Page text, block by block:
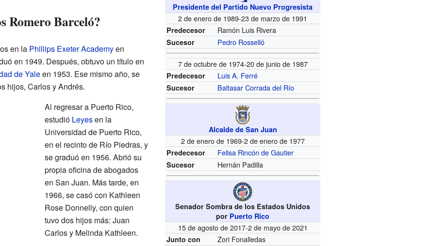
Presidente del Partido Nuevo Progresista
2 de enero de 1989-23 de marzo de 1991
Predecesor Ramón Luis Rivera
Sucesor Pedro Rosselló
7 de octubre de 1974-20 de junio de 1987
Predecesor Luis A. Ferré
Sucesor Baltasar Corrada del Río
Alcalde de San Juan
2 de enero de 1969-2 de enero de 1977
Predecesor Felisa Rincón de Gautier
Sucesor Hernán Padilla
Senador Sombra de los Estados Unidos
por Puerto Rico
15 de agosto de 2017-2 de mayo de 2021
Junto con Zori Fonalledas
Romero Barceló?
en la Phillips Exeter Academyen
en 1949. Después, obtuvo un título en
de Yaleen 1953. Ese mismo año, se
hijos, Carlos y Andrés.
Al regresar a Puerto Rico,
estudió Leyesen la
Universidad de Puerto Rico,
en el recinto de Río Piedras, y
se graduó en 1956. Abrió su
propia oficina de abogados
en San Juan. Más tarde, en
1966, se casó con Kathleen
Rose Donnelly, con quien
tuvo dos hijos más: Juan
Carlos y Melinda Kathleen.